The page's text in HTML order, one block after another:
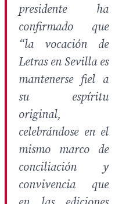
presidente ha
confirmado que
“la vocación de
Letras en Sevilla es
mantenerse fiel a
su espíritu
original,
celebrándose en el
mismo marco de
conciliación y
convivencia que